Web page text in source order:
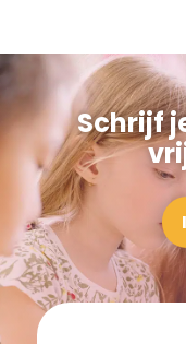
Schrijf